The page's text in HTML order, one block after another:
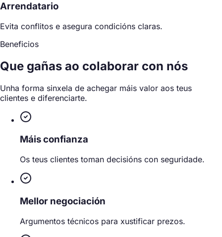
Arrendatario
Evita conflitos e asegura condicións claras.
Beneficios
Que gañas ao colaborar con nós
Unha forma sinxela de achegar máis valor aos teus
clientes e diferenciarte.
Máis confianza
Os teus clientes toman decisións con seguridade.
Mellor negociación
Argumentos técnicos para xustificar prezos.